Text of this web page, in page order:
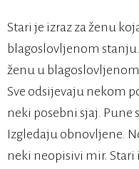
Stari je izraz za ženu
blagoslovljenom
ženu u
Sve odsijevaju nekom
neki posebni sjaj. Pune
Izgledaju obnovljene.
neki neopisivi mir. Stari